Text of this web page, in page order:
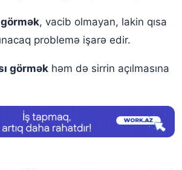
, vacib olmayan, lakin qısa
problemə işarə edir.
görmək həm də sirrin açılmasına